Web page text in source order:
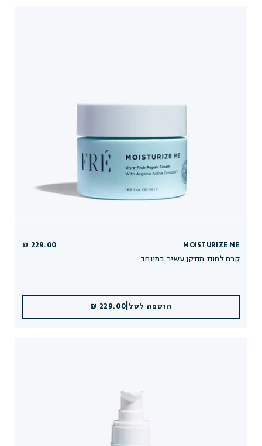
MOISTURIZE ME
קרם לחות מתקן עשיר במיוחד
229.00 ₪
הוספה לסל 229.00 ₪